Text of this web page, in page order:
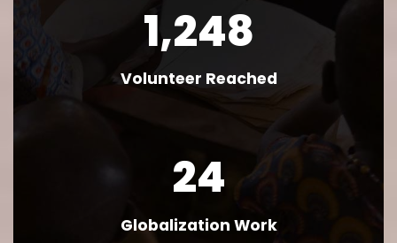
1,248
Volunteer Reached
24
Globalization Work